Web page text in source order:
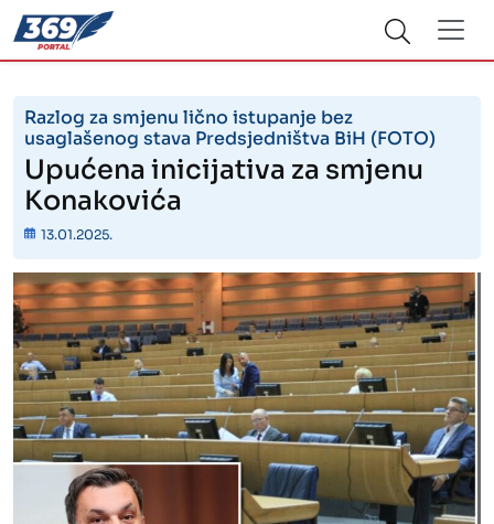
Razlog za smjenu lično istupanje bez
usaglašenog stava Predsjedništva BiH (FOTO)
Upućena inicijativa za smjenu
Konakovića
13.01.2025.